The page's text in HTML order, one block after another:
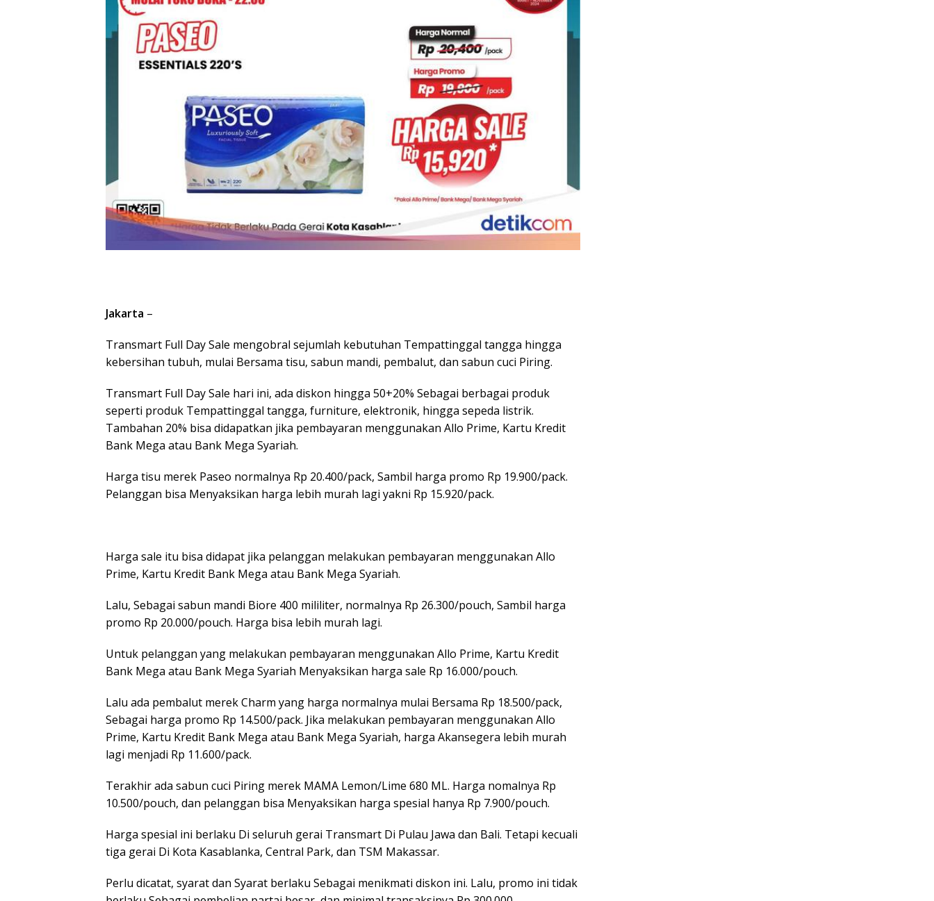
Jakarta –
Transmart Full Day Sale mengobral sejumlah kebutuhan Tempattinggal tangga hingga
kebersihan tubuh, mulai Bersama tisu, sabun mandi, pembalut, dan sabun cuci Piring.
Transmart Full Day Sale hari ini, ada diskon hingga 50+20% Sebagai berbagai produk
seperti produk Tempattinggal tangga, furniture, elektronik, hingga sepeda listrik.
Tambahan 20% bisa didapatkan jika pembayaran menggunakan Allo Prime, Kartu Kredit
Bank Mega atau Bank Mega Syariah.
Harga tisu merek Paseo normalnya Rp 20.400/pack, Sambil harga promo Rp 19.900/pack.
Pelanggan bisa Menyaksikan harga lebih murah lagi yakni Rp 15.920/pack.
Harga sale itu bisa didapat jika pelanggan melakukan pembayaran menggunakan Allo
Prime, Kartu Kredit Bank Mega atau Bank Mega Syariah.
Lalu, Sebagai sabun mandi Biore 400 mililiter, normalnya Rp 26.300/pouch, Sambil harga
promo Rp 20.000/pouch. Harga bisa lebih murah lagi.
Untuk pelanggan yang melakukan pembayaran menggunakan Allo Prime, Kartu Kredit
Bank Mega atau Bank Mega Syariah Menyaksikan harga sale Rp 16.000/pouch.
Lalu ada pembalut merek Charm yang harga normalnya mulai Bersama Rp 18.500/pack,
Sebagai harga promo Rp 14.500/pack. Jika melakukan pembayaran menggunakan Allo
Prime, Kartu Kredit Bank Mega atau Bank Mega Syariah, harga Akansegera lebih murah
lagi menjadi Rp 11.600/pack.
Terakhir ada sabun cuci Piring merek MAMA Lemon/Lime 680 ML. Harga nomalnya Rp
10.500/pouch, dan pelanggan bisa Menyaksikan harga spesial hanya Rp 7.900/pouch.
Harga spesial ini berlaku Di seluruh gerai Transmart Di Pulau Jawa dan Bali. Tetapi kecuali
tiga gerai Di Kota Kasablanka, Central Park, dan TSM Makassar.
Perlu dicatat, syarat dan Syarat berlaku Sebagai menikmati diskon ini. Lalu, promo ini tidak